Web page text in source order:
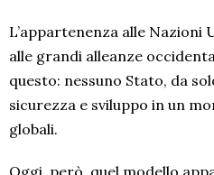
L’appartenenza alle Nazioni
alle grandi alleanze
questo: nessuno Stato, da
sicurezza e sviluppo in un
globali.